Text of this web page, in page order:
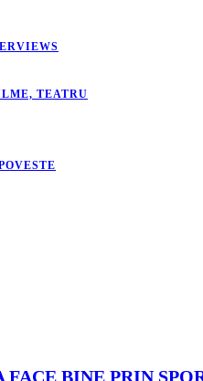
TEATRU
FACE BINE PRIN